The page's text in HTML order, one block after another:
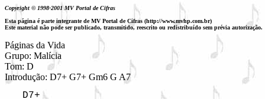
Copyright © 1998-2001 MV Portal de Cifras
Esta página é parte integrante de MV Portal de Cifras (http://www.mvhp.com.br)
Este material não pode ser publicado, transmitido, reescrito ou redistribuído sem prévia autorização.
Páginas da Vida
Grupo: Malícia
Tom: D
Introdução: D7+ G7+ Gm6 G A7
   D7+